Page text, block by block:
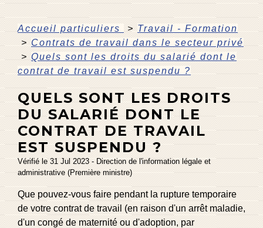
Accueil particuliers > Travail - Formation
> Contrats de travail dans le secteur privé
> Quels sont les droits du salarié dont le
contrat de travail est suspendu ?
QUELS SONT LES DROITS
DU SALARIÉ DONT LE
CONTRAT DE TRAVAIL
EST SUSPENDU ?
Vérifié le 31 Jul 2023 - Direction de l'information légale et
administrative (Première ministre)
Que pouvez-vous faire pendant la rupture temporaire
de votre contrat de travail (en raison d'un arrêt maladie,
d'un congé de maternité ou d'adoption, par